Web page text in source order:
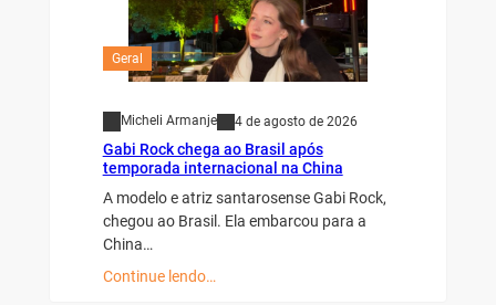
Geral
Micheli Armanje 4 de agosto de 2026
Gabi Rock chega ao Brasil após
temporada internacional na China
A modelo e atriz santarosense Gabi Rock,
chegou ao Brasil. Ela embarcou para a
China…
Continue lendo…